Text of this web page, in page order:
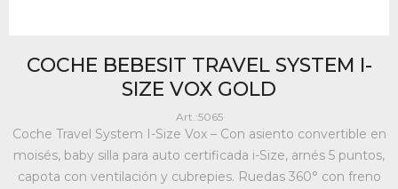
COCHE BEBESIT TRAVEL SYSTEM I-
SIZE VOX GOLD
5065
Coche Travel System I-Size Vox – Con asiento convertible en
moisés, baby silla para auto certificada i-Size, arnés 5 puntos,
capota con ventilación y cubrepies. Ruedas 360° con freno